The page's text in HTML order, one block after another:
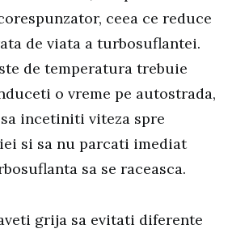
ceea ce reduce
de viata a turbosuflantei.
de temperatura trebuie
o vreme pe autostrada,
incetiniti viteza spre
si sa nu parcati imediat
sa se raceasca.
grija sa evitati diferente